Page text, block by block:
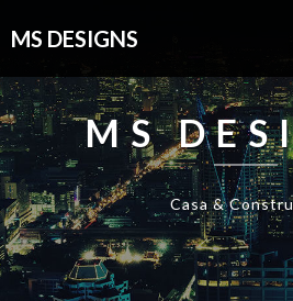
MS DESIGNS
MS
Casa &